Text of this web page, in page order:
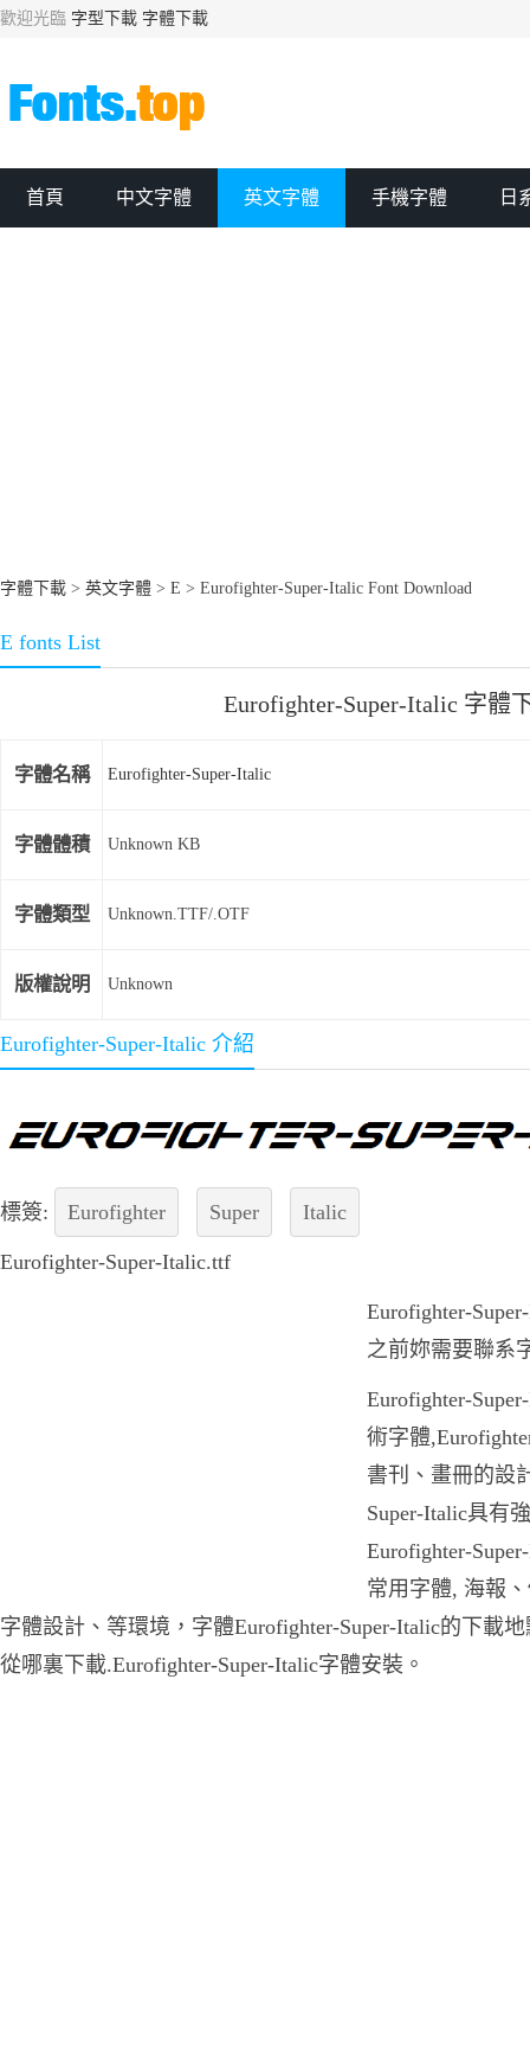
歡迎光臨 字型下載 字體下載
首頁 中文字體 英文字體 手機字體 日
字體下載 > 英文字體 > E > Eurofighter-Super-Italic Font Download
E fonts List
Eurofighter-Super-Italic 字體
字體名稱 Eurofighter-Super-Italic
字體體積 Unknown KB
字體類型 Unknown.TTF/.OTF
版權說明 Unknown
Eurofighter-Super-Italic 介紹
標簽: Eurofighter Super Italic
Eurofighter-Super-Italic.ttf
Eurofighter-
之前妳需要聯系
Eurofighter-
術字體
書刊、畫冊的設
Super-Italic具有
Eurofighter-
常用字體, 海報
字體設計、等環境，字體Eurofighter-Super-Italic的下載
從哪裏下載.Eurofighter-Super-Italic字體安裝。